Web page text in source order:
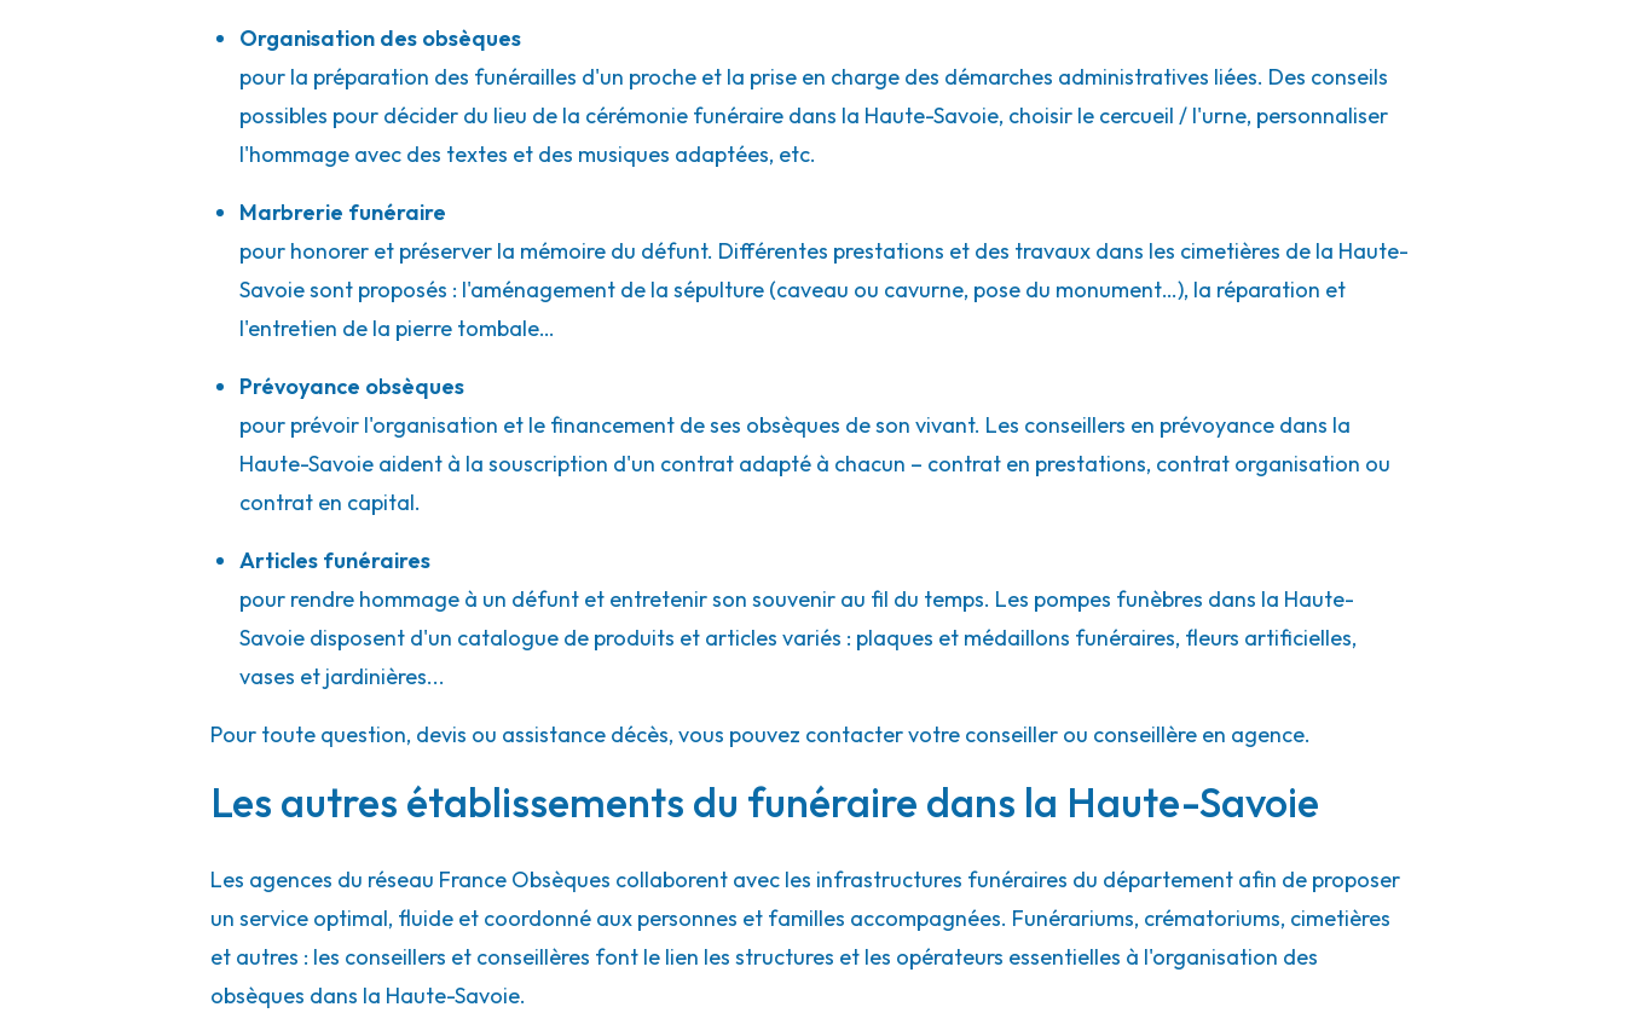
Organisation des obsèques
pour la préparation des funérailles d'un proche et la prise en charge des démarches administratives liées. Des conseils
possibles pour décider du lieu de la cérémonie funéraire dans la Haute-Savoie, choisir le cercueil / l'urne, personnaliser
l'hommage avec des textes et des musiques adaptées, etc.
Marbrerie funéraire
pour honorer et préserver la mémoire du défunt. Différentes prestations et des travaux dans les cimetières de la Haute-
Savoie sont proposés : l'aménagement de la sépulture (caveau ou cavurne, pose du monument…), la réparation et
l'entretien de la pierre tombale…
Prévoyance obsèques
pour prévoir l'organisation et le financement de ses obsèques de son vivant. Les conseillers en prévoyance dans la
Haute-Savoie aident à la souscription d'un contrat adapté à chacun – contrat en prestations, contrat organisation ou
contrat en capital.
Articles funéraires
pour rendre hommage à un défunt et entretenir son souvenir au fil du temps. Les pompes funèbres dans la Haute-
Savoie disposent d'un catalogue de produits et articles variés : plaques et médaillons funéraires, fleurs artificielles,
vases et jardinières...
Pour toute question, devis ou assistance décès, vous pouvez contacter votre conseiller ou conseillère en agence.
Les autres établissements du funéraire dans la Haute-Savoie
Les agences du réseau France Obsèques collaborent avec les infrastructures funéraires du département afin de proposer
un service optimal, fluide et coordonné aux personnes et familles accompagnées. Funérariums, crématoriums, cimetières
et autres : les conseillers et conseillères font le lien les structures et les opérateurs essentielles à l'organisation des
obsèques dans la Haute-Savoie.